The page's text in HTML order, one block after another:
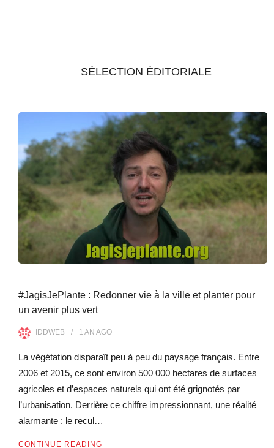
SÉLECTION ÉDITORIALE
#JagisJePlante : Redonner vie à la ville et planter pour
un avenir plus vert
IDDWEB 1 AN AGO
La végétation disparaît peu à peu du paysage français. Entre
2006 et 2015, ce sont environ 500 000 hectares de surfaces
agricoles et d’espaces naturels qui ont été grignotés par
l’urbanisation. Derrière ce chiffre impressionnant, une réalité
alarmante : le recul…
CONTINUE READING